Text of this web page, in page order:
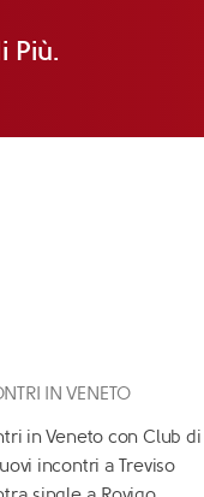
Più.
IN VENETO
in Veneto con Club di
incontri a Treviso